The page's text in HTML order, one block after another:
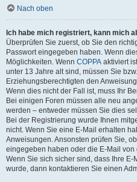
Nach oben
Ich habe mich registriert, kann mich
Überprüfen Sie zuerst, ob Sie den
Passwort eingegeben haben. Wenn
Möglichkeiten. Wenn COPPA aktiviert
unter 13 Jahre alt sind, müssen Sie
Erziehungsberechtigten den
Wenn dies nicht der Fall ist, muss Ihr
Bei einigen Foren müssen alle neu
werden – entweder müssen Sie dies
Bei der Registrierung wurde Ihnen
nicht. Wenn Sie eine E-Mail erhalten
Anweisungen. Ansonsten prüfen Sie,
eingegeben haben oder die E-Mail
Wenn Sie sich sicher sind, dass Ihre
wurde, dann kontaktieren Sie einen